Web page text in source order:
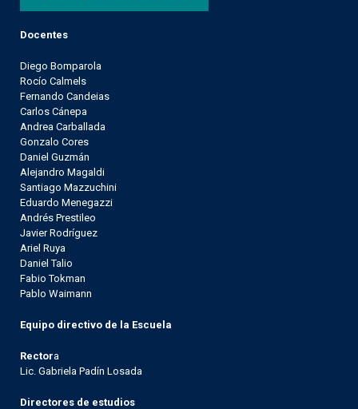
Docentes
Diego Bomparola
Rocío Calmels
Fernando Candeias
Carlos Cánepa
Andrea Carballada
Gonzalo Cores
Daniel Guzmán
Alejandro Magaldi
Santiago Mazzuchini
Eduardo Menegazzi
Andrés Prestileo
Javier Rodríguez
Ariel Ruya
Daniel Talio
Fabio Tokman
Pablo Waimann
Equipo directivo de la Escuela
Rectora
Lic. Gabriela Padín Losada
Directores de estudios